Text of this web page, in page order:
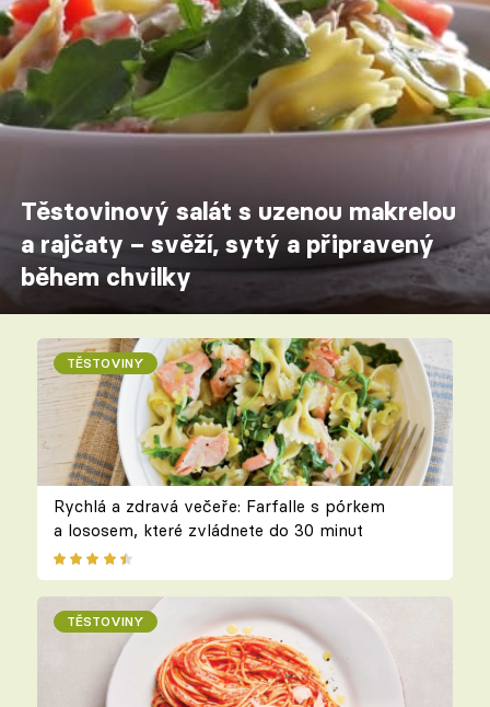
Těstovinový salát s uzenou makrelou
a rajčaty – svěží, sytý a připravený
během chvilky
TĚSTOVINY
Rychlá a zdravá večeře: Farfalle s pórkem
a lososem, které zvládnete do 30 minut
TĚSTOVINY